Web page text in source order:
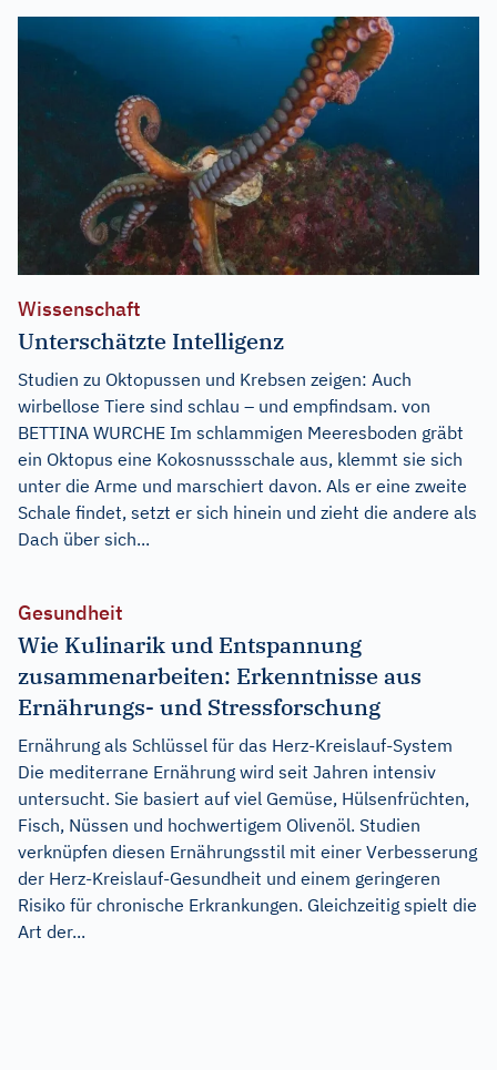
Wissenschaft
Unterschätzte Intelligenz
Studien zu Oktopussen und Krebsen zeigen: Auch
wirbellose Tiere sind schlau – und empfindsam. von
BETTINA WURCHE Im schlammigen Meeresboden gräbt
ein Oktopus eine Kokosnussschale aus, klemmt sie sich
unter die Arme und marschiert davon. Als er eine zweite
Schale findet, setzt er sich hinein und zieht die andere als
Dach über sich...
Gesundheit
Wie Kulinarik und Entspannung
zusammenarbeiten: Erkenntnisse aus
Ernährungs- und Stressforschung
Ernährung als Schlüssel für das Herz-Kreislauf-System
Die mediterrane Ernährung wird seit Jahren intensiv
untersucht. Sie basiert auf viel Gemüse, Hülsenfrüchten,
Fisch, Nüssen und hochwertigem Olivenöl. Studien
verknüpfen diesen Ernährungsstil mit einer Verbesserung
der Herz-Kreislauf-Gesundheit und einem geringeren
Risiko für chronische Erkrankungen. Gleichzeitig spielt die
Art der...